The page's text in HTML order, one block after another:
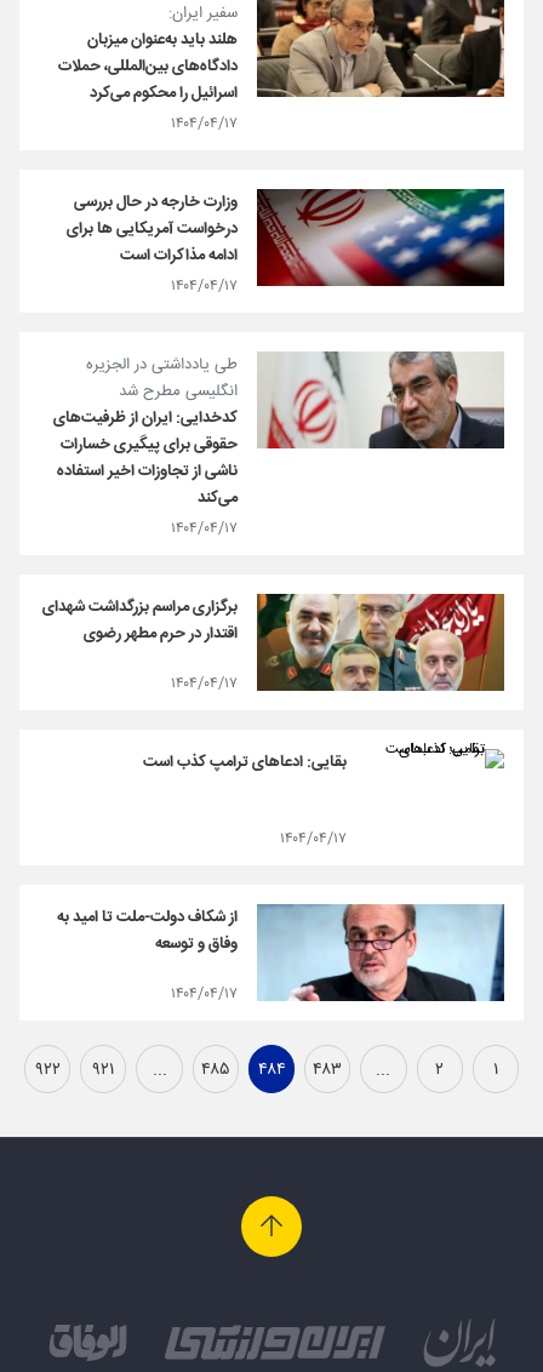
سفیر ایران:
هلند باید به‌عنوان میزبان
دادگاه‌های بین‌المللی، حملات
اسرائیل را محکوم می‌کرد
۱۴۰۴/۰۴/۱۷
وزارت خارجه در حال بررسی
درخواست آمریکایی ها برای
ادامه مذاکرات است
۱۴۰۴/۰۴/۱۷
طی یادداشتی در الجزیره
انگلیسی مطرح شد
کدخدایی: ایران از ظرفیت‌های
حقوقی برای پیگیری خسارات
ناشی از تجاوزات اخیر استفاده
می‌کند
۱۴۰۴/۰۴/۱۷
برگزاری مراسم بزرگداشت شهدای
اقتدار در حرم مطهر رضوی
۱۴۰۴/۰۴/۱۷
بقایی: ادعاهای ترامپ کذب است
۱۴۰۴/۰۴/۱۷
از شکاف دولت-ملت تا امید به
وفاق و توسعه
۱۴۰۴/۰۴/۱۷
۱ ۲ ... ۴۸۳ ۴۸۴ ۴۸۵ ... ۹۲۱ ۹۲۲